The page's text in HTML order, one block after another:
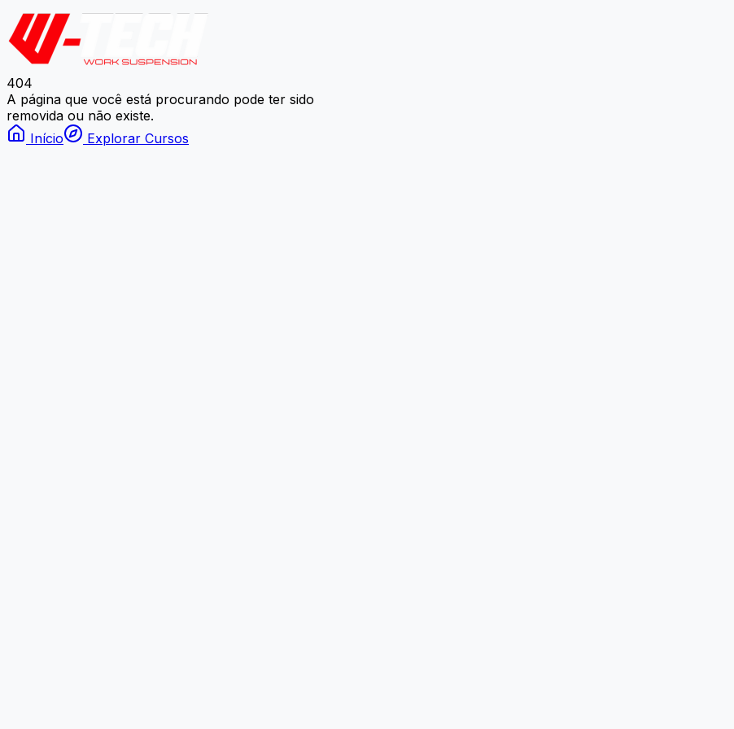
404
A página que você está procurando pode ter sido
removida ou não existe.
Início
Explorar Cursos